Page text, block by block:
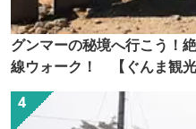
グンマーの秘境へ行こう！
線ウォーク！ 【ぐんま観光